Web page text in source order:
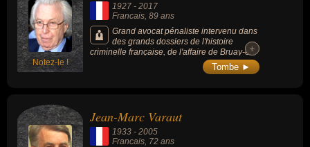
Notez-le !
1927 - 2017
Francais, 89 ans
Grand avocat pénaliste intervenu dans
des grands dossiers de l'histoire
criminelle française, de l'affaire de Bruay-en-
+
+
Tombe ►
Jean-Marc Varaut
1933 - 2005
Francais , 72 ans